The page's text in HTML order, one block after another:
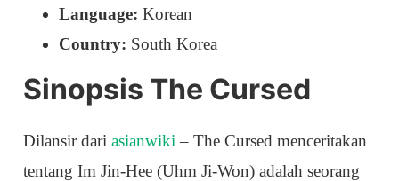
Language: Korean
Country: South Korea
Sinopsis The Cursed
Dilansir dariasianwiki– The Cursed menceritakan
tentang Im Jin-Hee (Uhm Ji-Won) adalah seorang